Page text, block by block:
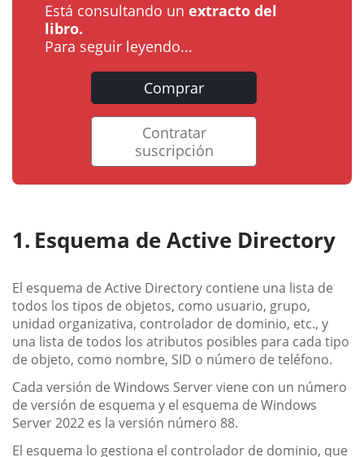
Está consultando un extracto del
libro.
Para seguir leyendo...
Comprar
Contratar
suscripción
Esquema de Active Directory
El esquema de Active Directory contiene una lista de
todos los tipos de objetos, como usuario, grupo,
unidad organizativa, controlador de dominio, etc., y
una lista de todos los atributos posibles para cada tipo
de objeto, como nombre, SID o número de teléfono.
Cada versión de Windows Server viene con un número
de versión de esquema y el esquema de Windows
Server 2022 es la versión número 88.
El esquema lo gestiona el controlador de dominio, que